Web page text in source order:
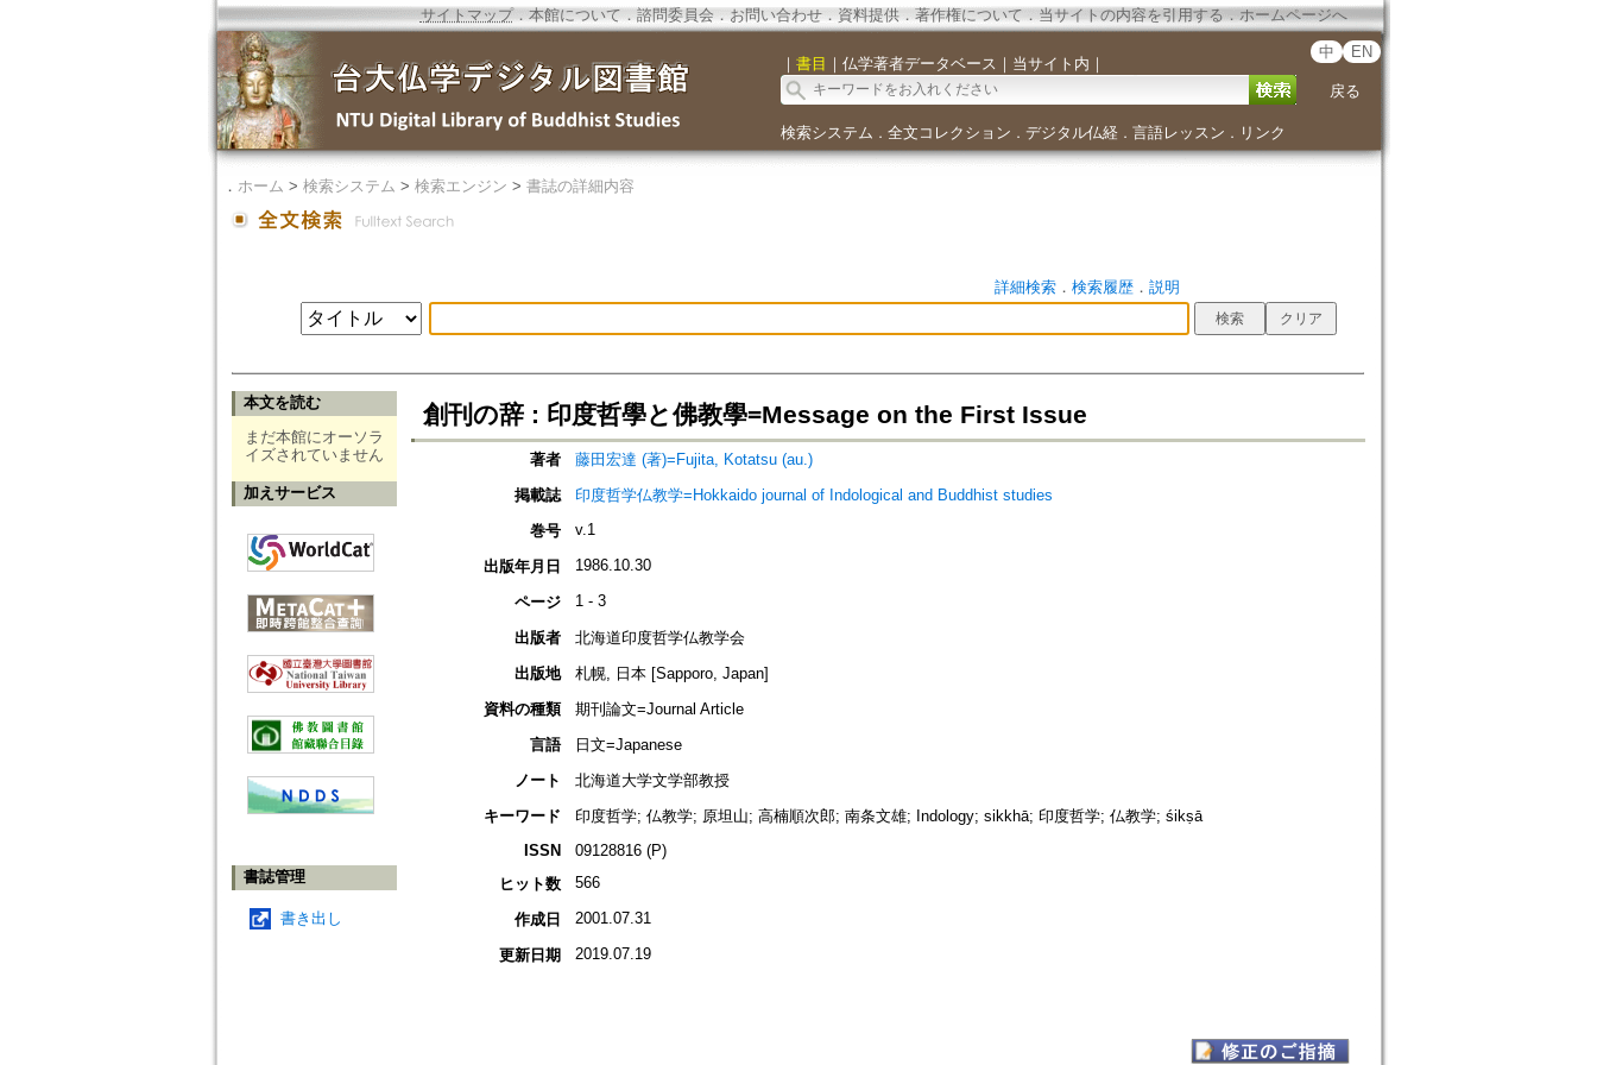
サイトマップ．本館について ． 諮問委員会． お問い合わせ． 資料提供． 著作権について．当サイトの内容を引用する ． ホームページへ
｜ 書目 ｜ 仏学著者データベース ｜ 当サイト内 ｜
中 EN
戻る
検索システム ． 全文コレクション ． デジタル仏経． 言語レッスン ． リンク
． ホーム > 検索システム > 検索エンジン > 書誌の詳細内容
詳細検索． 検索履歴． 説明
本文を読む
まだ本館にオーソラ
イズされていません
加えサービス
書誌管理
書き出し
創刊の辞 : 印度哲學と佛教學=Message on the First Issue
著者
藤田宏達 (著)=Fujita, Kotatsu (au.)
掲載誌
印度哲学仏教学=Hokkaido journal of Indological and Buddhist studies
巻号
v.1
出版年月日 1986.10.30
ページ 1 - 3
出版者
北海道印度哲学仏教学会
出版地
札幌, 日本 [Sapporo, Japan]
資料の種類
期刊論文=Journal Article
言語
日文=Japanese
ノート
北海道大学文学部教授
キーワード
印度哲学; 仏教学; 原坦山; 高楠順次郎; 南条文雄; Indology; sikkhā; 印度哲学; 仏教学; śikṣā
ISSN
09128816 (P)
ヒット数
566
作成日 2001.07.31
更新日期 2019.07.19